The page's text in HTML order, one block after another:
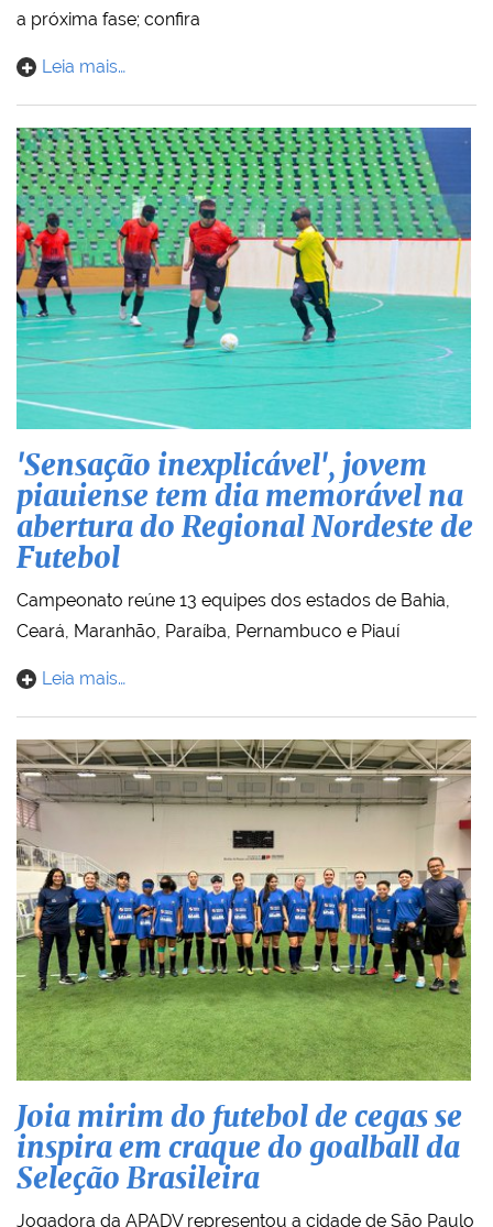
a próxima fase; confira
Leia mais…
'Sensação inexplicável', jovem
piauiense tem dia memorável na
abertura do Regional Nordeste de
Futebol
Campeonato reúne 13 equipes dos estados de Bahia,
Ceará, Maranhão, Paraíba, Pernambuco e Piauí
Leia mais…
Joia mirim do futebol de cegas se
inspira em craque do goalball da
Seleção Brasileira
Jogadora da APADV representou a cidade de São Paulo